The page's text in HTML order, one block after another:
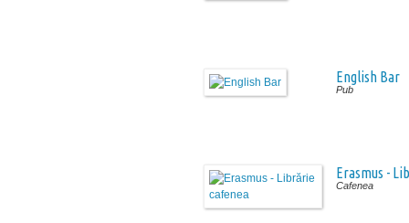
English Bar
Pub
Erasmus -
Cafenea